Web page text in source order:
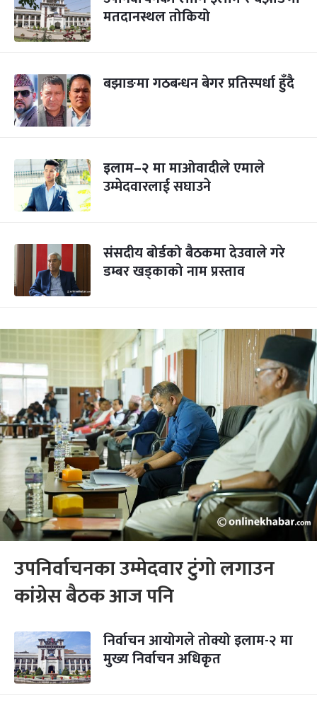
मतदानस्थल तोकियो
बझाङमा गठबन्धन बेगर प्रतिस्पर्धा हुँदै
इलाम–२ मा माओवादीले एमाले
उम्मेदवारलाई सघाउने
संसदीय बोर्डको बैठकमा देउवाले गरे
डम्बर खड्काको नाम प्रस्ताव
उपनिर्वाचनका उम्मेदवार टुंगो लगाउन
कांग्रेस बैठक आज पनि
निर्वाचन आयोगले तोक्यो इलाम-२ मा
मुख्य निर्वाचन अधिकृत